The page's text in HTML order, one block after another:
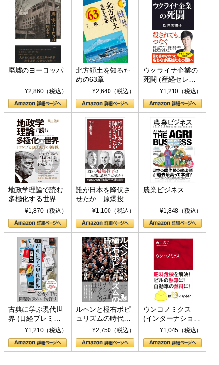
廃墟のヨーロッパ
¥2,860（税込）
北方領土を知るた
めの63章
¥2,640（税込）
ウクライナ企業の
死闘 (産経セレク
ト S 039)¥1,210（税込）
地政学理論で読む
多極化する世界：
トランプとBRICS
の挑戦
¥1,870（税込）
誰が日本を降伏さ
せたか 原爆投
下、ソ連参戦、そ
して聖断 (PHP新
書)
¥1,100（税込）
農業ビジネス
¥1,848（税込）
古典に学ぶ現代世
界 (日経プレミア
シリーズ)¥1,210（税込）
ルペンと極右ポピ
ュリズムの時代：
〈ヤヌス〉の二つ
の顔
¥2,750（税込）
ウンコノミクス
(インターナショナ
ル新書)¥1,045（税込）